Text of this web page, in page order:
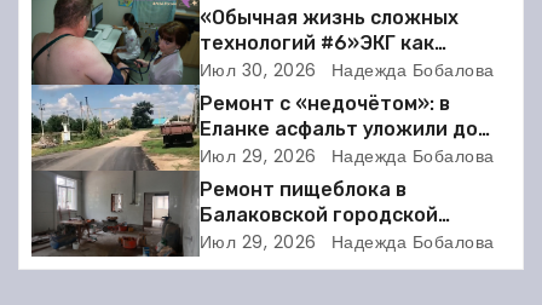
а
ц
и
я
п
о
«Обычная жизнь сложных
технологий #6»ЭКГ как
искусство: когда ритм жизни
требует расшифровки
Июл 30, 2026 Надежда Бобалова
Ремонт с «недочётом»: в
Еланке асфальт уложили до
школы, но не дошли 30 метров
Июл 29, 2026 Надежда Бобалова
Ремонт пищеблока в
Балаковской городской
клинической больнице
выходит на финишную прямую
Июл 29, 2026 Надежда Бобалова